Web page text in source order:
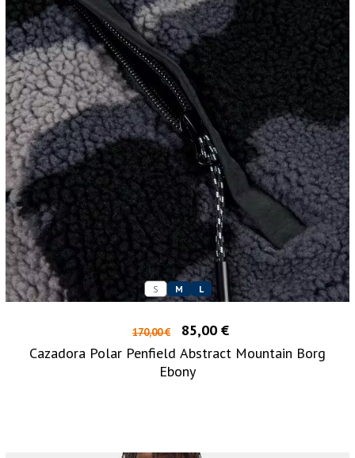
S M L
170,00 €
85,00 €
Cazadora Polar Penfield Abstract Mountain Borg
Ebony